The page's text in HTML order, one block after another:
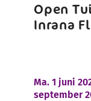
Open
Inrana
Ma. 1 juni
september